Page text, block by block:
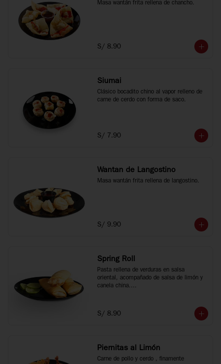
Masa wantán frita rellena de chancho.
S/ 8.90
Siumai
Clásico bocadito chino al vapor relleno de
carne de cerdo con forma de saco.
S/ 7.90
Wantan de Langostino
Masa wantán frita rellena de langostino.
S/ 9.90
Spring Roll
Pasta rellena de verduras en salsa
oriental, acompañado de salsa de limón y
canela china.
S/ 8.90
Piernitas al Limón
Carne de pollo y cerdo , finamente